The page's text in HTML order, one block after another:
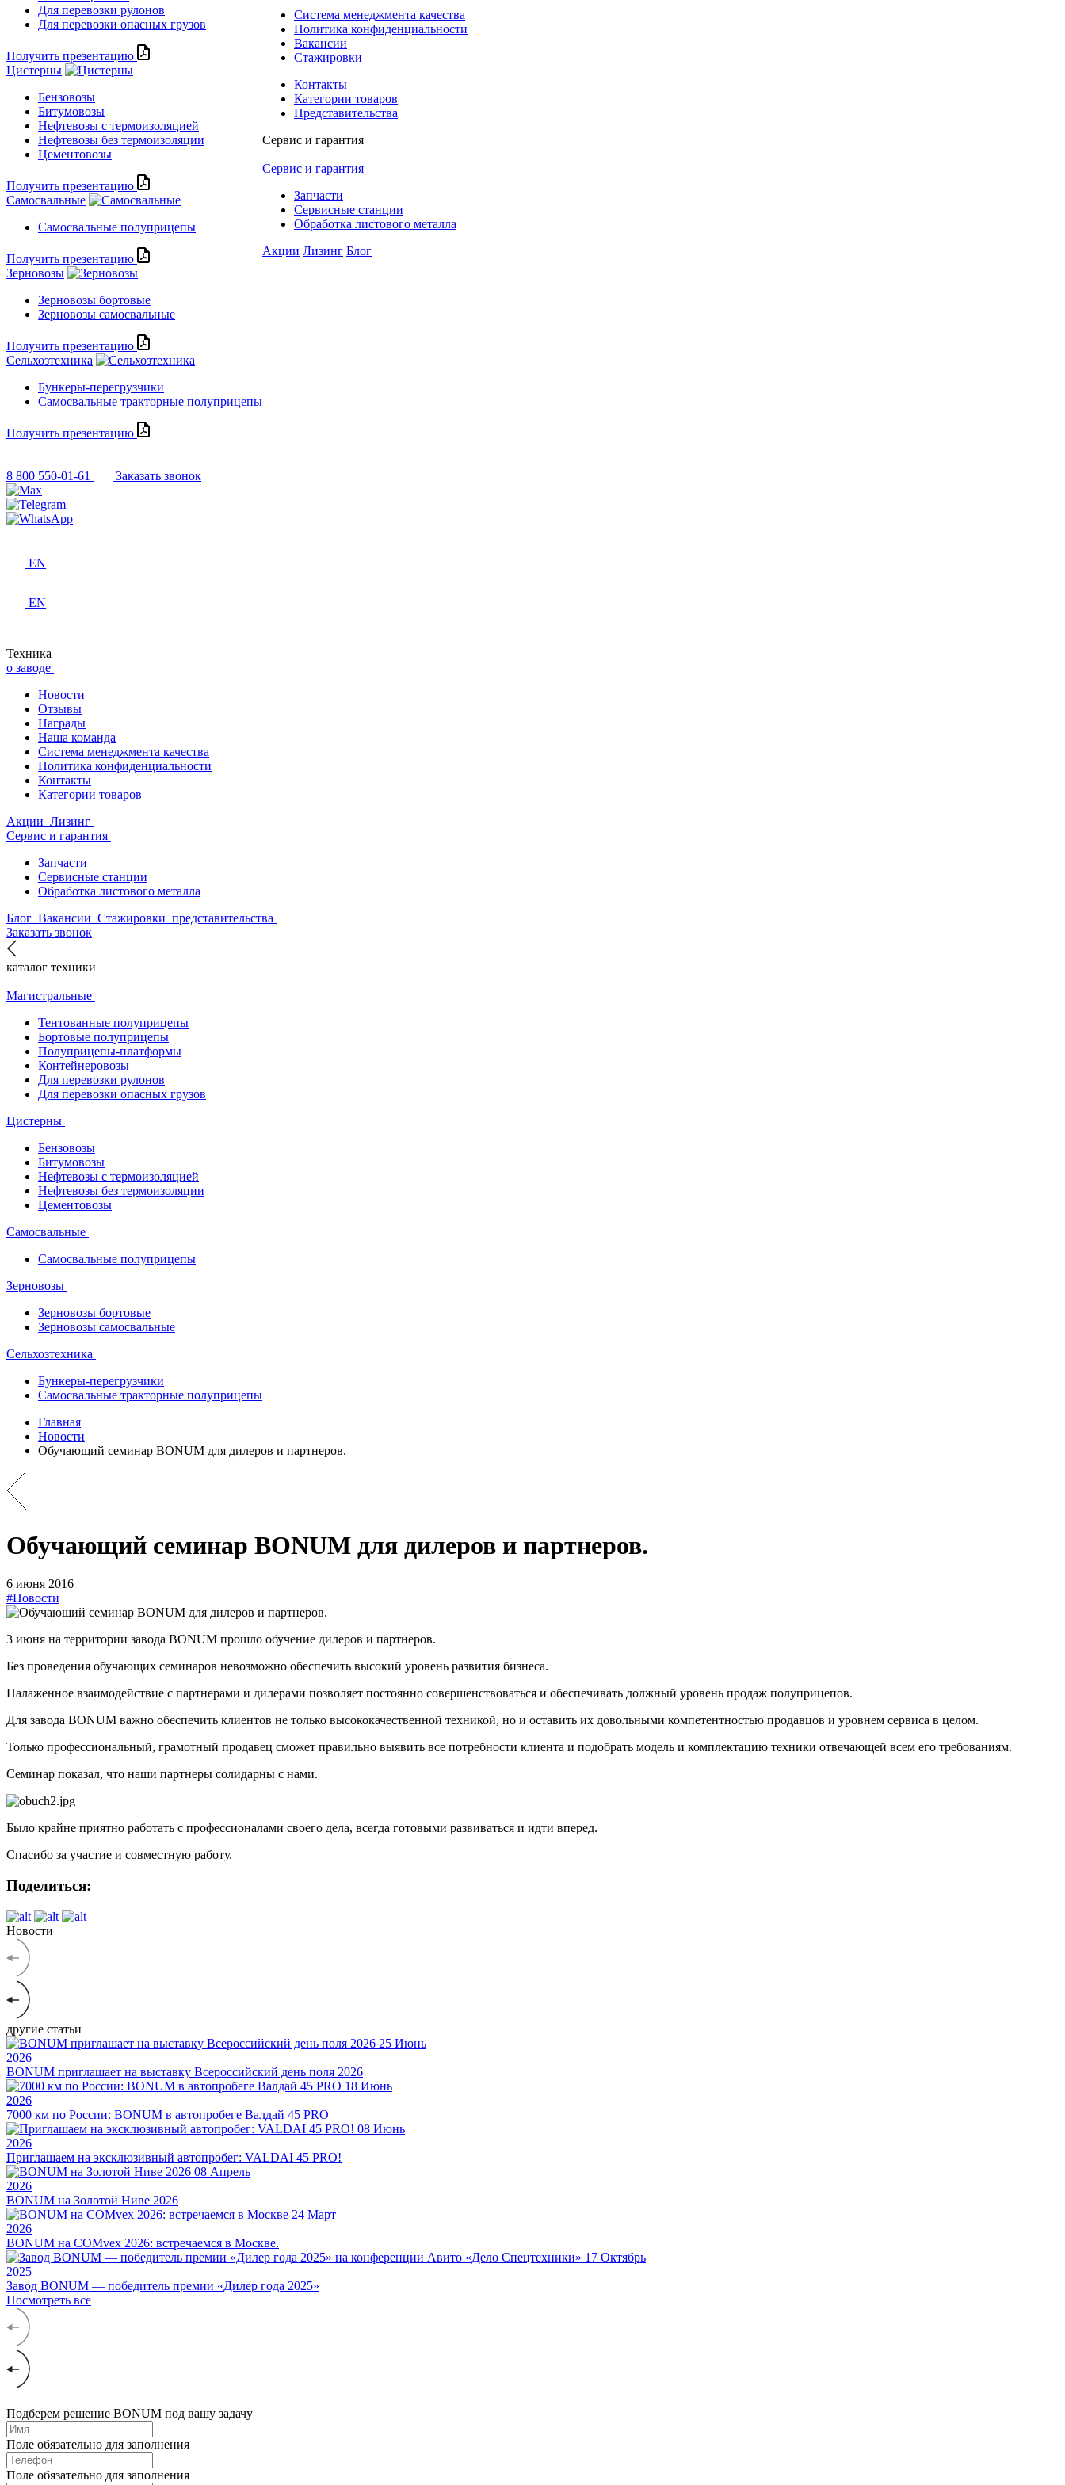
Для перевозки рулонов
Для перевозки опасных грузов
Получить презентацию
Цистерны
Бензовозы
Битумовозы
Нефтевозы с термоизоляцией
Нефтевозы без термоизоляции
Цементовозы
Получить презентацию
Самосвальные
Самосвальные полуприцепы
Получить презентацию
Зерновозы
Зерновозы бортовые
Зерновозы самосвальные
Получить презентацию
Сельхозтехника
Бункеры-перегрузчики
Самосвальные тракторные полуприцепы
Получить презентацию
Система менеджмента качества
Политика конфиденциальности
Вакансии
Стажировки
Контакты
Категории товаров
Представительства
Сервис и гарантия
Сервис и гарантия
Запчасти
Сервисные станции
Обработка листового металла
Акции Лизинг Блог
8 800 550-01-61 Заказать звонок
EN
EN
Техника
о заводе
Новости
Отзывы
Награды
Наша команда
Система менеджмента качества
Политика конфиденциальности
Контакты
Категории товаров
Акции Лизинг
Сервис и гарантия
Запчасти
Сервисные станции
Обработка листового металла
Блог Вакансии Стажировки представительства
Заказать звонок
каталог техники
Магистральные
Тентованные полуприцепы
Бортовые полуприцепы
Полуприцепы-платформы
Контейнеровозы
Для перевозки рулонов
Для перевозки опасных грузов
Цистерны
Бензовозы
Битумовозы
Нефтевозы с термоизоляцией
Нефтевозы без термоизоляции
Цементовозы
Самосвальные
Самосвальные полуприцепы
Зерновозы
Зерновозы бортовые
Зерновозы самосвальные
Сельхозтехника
Бункеры-перегрузчики
Самосвальные тракторные полуприцепы
Главная
Новости
Обучающий семинар BONUM для дилеров и партнеров.
Обучающий семинар BONUM для дилеров и партнеров.
6 июня 2016
#Новости
3 июня на территории завода BONUM прошло обучение дилеров и партнеров.
Без проведения обучающих семинаров невозможно обеспечить высокий уровень развития бизнеса.
Налаженное взаимодействие с партнерами и дилерами позволяет постоянно совершенствоваться и обеспечивать должный уровень продаж полуприцепов.
Для завода BONUM важно обеспечить клиентов не только высококачественной техникой, но и оставить их довольными компетентностью продавцов и уровнем сервиса в целом.
Только профессиональный, грамотный продавец сможет правильно выявить все потребности клиента и подобрать модель и комплектацию техники отвечающей всем его требованиям.
Семинар показал, что наши партнеры солидарны с нами.
Было крайне приятно работать с профессионалами своего дела, всегда готовыми развиваться и идти вперед.
Спасибо за участие и совместную работу.
Поделиться:
Новости
другие статьи
25 Июнь
2026
BONUM приглашает на выставку Всероссийский день поля 2026
18 Июнь
2026
7000 км по России: BONUM в автопробеге Валдай 45 PRO
08 Июнь
2026
Приглашаем на эксклюзивный автопробег: VALDAI 45 PRO!
08 Апрель
2026
BONUM на Золотой Ниве 2026
24 Март
2026
BONUM на COMvex 2026: встречаемся в Москве.
17 Октябрь
2025
Завод BONUM — победитель премии «Дилер года 2025»
Посмотреть все
Подберем решение BONUM под вашу задачу
Поле обязательно для заполнения
Поле обязательно для заполнения